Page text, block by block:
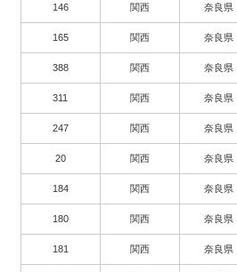
146 関西 奈良県
165 関西 奈良県
388 関西 奈良県
311 関西 奈良県
247 関西 奈良県
20 関西 奈良県
184 関西 奈良県
180 関西 奈良県
181 関西 奈良県